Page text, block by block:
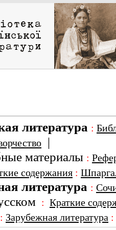
литература :
|
материалы :
содержания :
литература :
: Краткие
: Зарубежная литература